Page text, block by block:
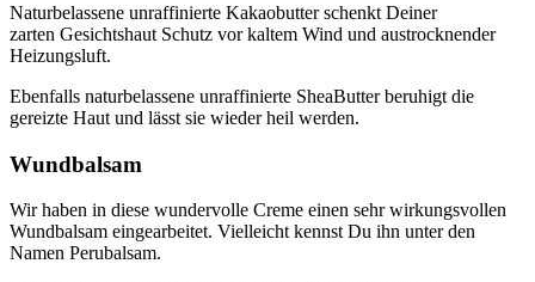
Naturbelassene unraffinierte Kakaobutter schenkt Deiner
zarten Gesichtshaut Schutz vor kaltem Wind und austrocknender
Heizungsluft.
Ebenfalls naturbelassene unraffinierte SheaButter beruhigt die
gereizte Haut und lässt sie wieder heil werden.
Wundbalsam
Wir haben in diese wundervolle Creme einen sehr wirkungsvollen
Wundbalsam eingearbeitet. Vielleicht kennst Du ihn unter den
Namen Perubalsam.